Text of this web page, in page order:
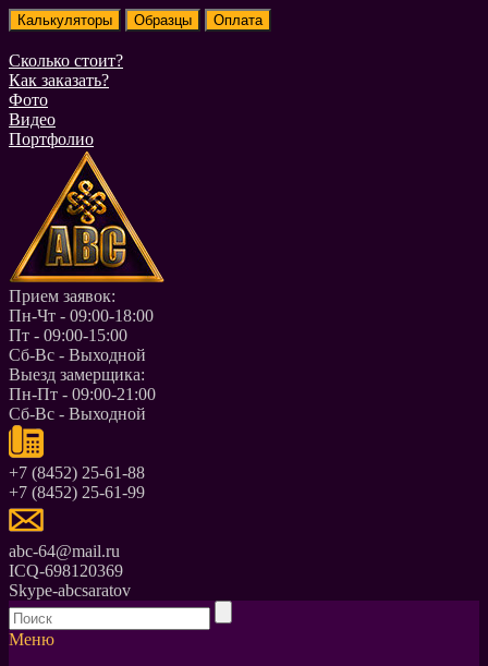
Сколько стоит?
Как заказать?
Фото
Видео
Портфолио
Прием заявок:
Пн-Чт - 09:00-18:00
Пт - 09:00-15:00
Сб-Вс - Выходной
Выезд замерщика:
Пн-Пт - 09:00-21:00
Сб-Вс - Выходной
+7 (8452) 25-61-88
+7 (8452) 25-61-99
abc-64@mail.ru
ICQ-698120369
Skype-abcsaratov
Меню